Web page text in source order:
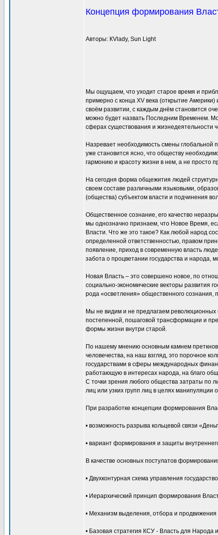
Концепция формирования
Авторы: КVlady, Sun Light
Мы ощущаем, что уходит старое время и
примерно с конца XV века (открытие
своём развитии, с каждым днём становится
можно будет назвать Последним Временем.
сферах существования и жизнедеятельности
Назревает необходимость смены
уже становится ясно, что обществу
гармонию и красоту жизни в нем, а не просто
На сегодня форма общежития людей
своем составе различными языковыми,
(общества) субъектом власти и подчинения
Общественное сознание, его качество
мы однозначно признаем, что Новое Время,
Власти. Что же это такое? Как любой народ
определенной ответственностью, правом
появление, приход в современную власть
забота о процветании государства и народа,
Новая Власть – это совершено новое, по
социально-экономические векторы развития
рода «осветления» общественного
Мы не видим и не предлагаем революционных
постепенной, пошаговой трансформации и
формы жизни внутри старой.
По нашему мнению основным камнем
человечества, на наш взгляд, это порочное
государствами в сферы международных
работающую в интересах народа, на благо
С точки зрения любого общества затраты по
лиц или узких групп лиц в целях
При разработке концепции формирования
• возможность разрыва кольцевой связи
• вариант формирования и защиты
В качестве основных постулатов
• Двухконтурная схема управления
• Иерархический принцип формирования
• Механизм выделения, отбора и
• Базовая стратегия КСУ - Власть для Народа